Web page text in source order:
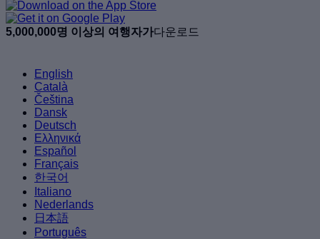
5,000,000명 이상의 여행자가다운로드
English
Català
Čeština
Dansk
Deutsch
Ελληνικά
Español
Français
한국어
Italiano
Nederlands
日本語
Português